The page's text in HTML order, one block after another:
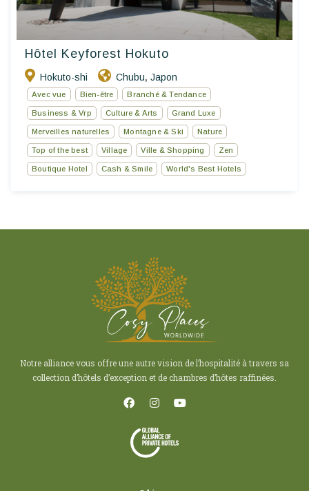
Hôtel Keyforest Hokuto
Hokuto-shi Chubu, Japon
Avec vue Bien-être Branché & Tendance
Business & Vrp Culture & Arts Grand Luxe
Merveilles naturelles Montagne & Ski Nature
Top of the best Village Ville & Shopping Zen
Boutique Hotel Cash & Smile World's Best Hotels
Notre alliance vous offre une autre vision de l’hospitalité à travers sa
collection d’hôtels d’exception et de chambres d’hôtes raffinées.